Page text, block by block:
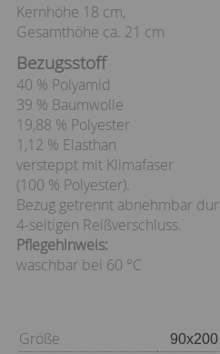
Kernhöhe 18 cm,
Gesamthöhe ca. 21 cm
Bezugsstoff
40 % Polyamid
39 % Baumwolle
19,88 % Polyester
1,12 % Elasthan
versteppt mit Klimafaser
(100 % Polyester).
Bezug getrennt abnehmbar
4-seitigen Reißverschluss.
Pflegehinweis:
waschbar bei 60 °C
Größe